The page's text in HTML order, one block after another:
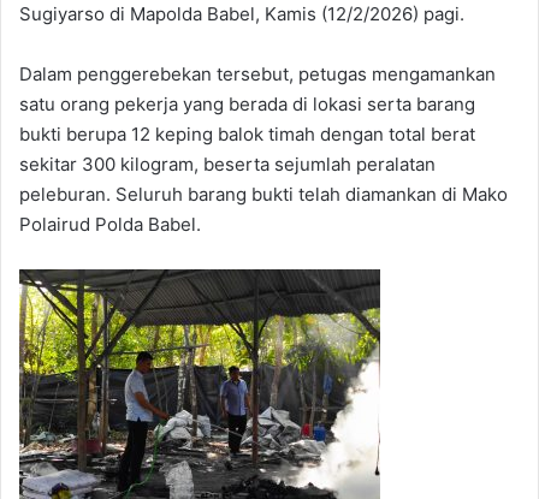
Sugiyarso di Mapolda Babel, Kamis (12/2/2026) pagi.
Dalam penggerebekan tersebut, petugas mengamankan
satu orang pekerja yang berada di lokasi serta barang
bukti berupa 12 keping balok timah dengan total berat
sekitar 300 kilogram, beserta sejumlah peralatan
peleburan. Seluruh barang bukti telah diamankan di Mako
Polairud Polda Babel.